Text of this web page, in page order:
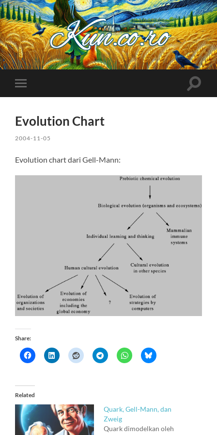
Kuncoro++
Toggle
mobile
Toggle
Evolution Chart
2004-11-05
Evolution chart dari Gell-Mann:
Share:
Related
Quark, Gell-Mann, dan
Zweig
Quark dimodelkan oleh